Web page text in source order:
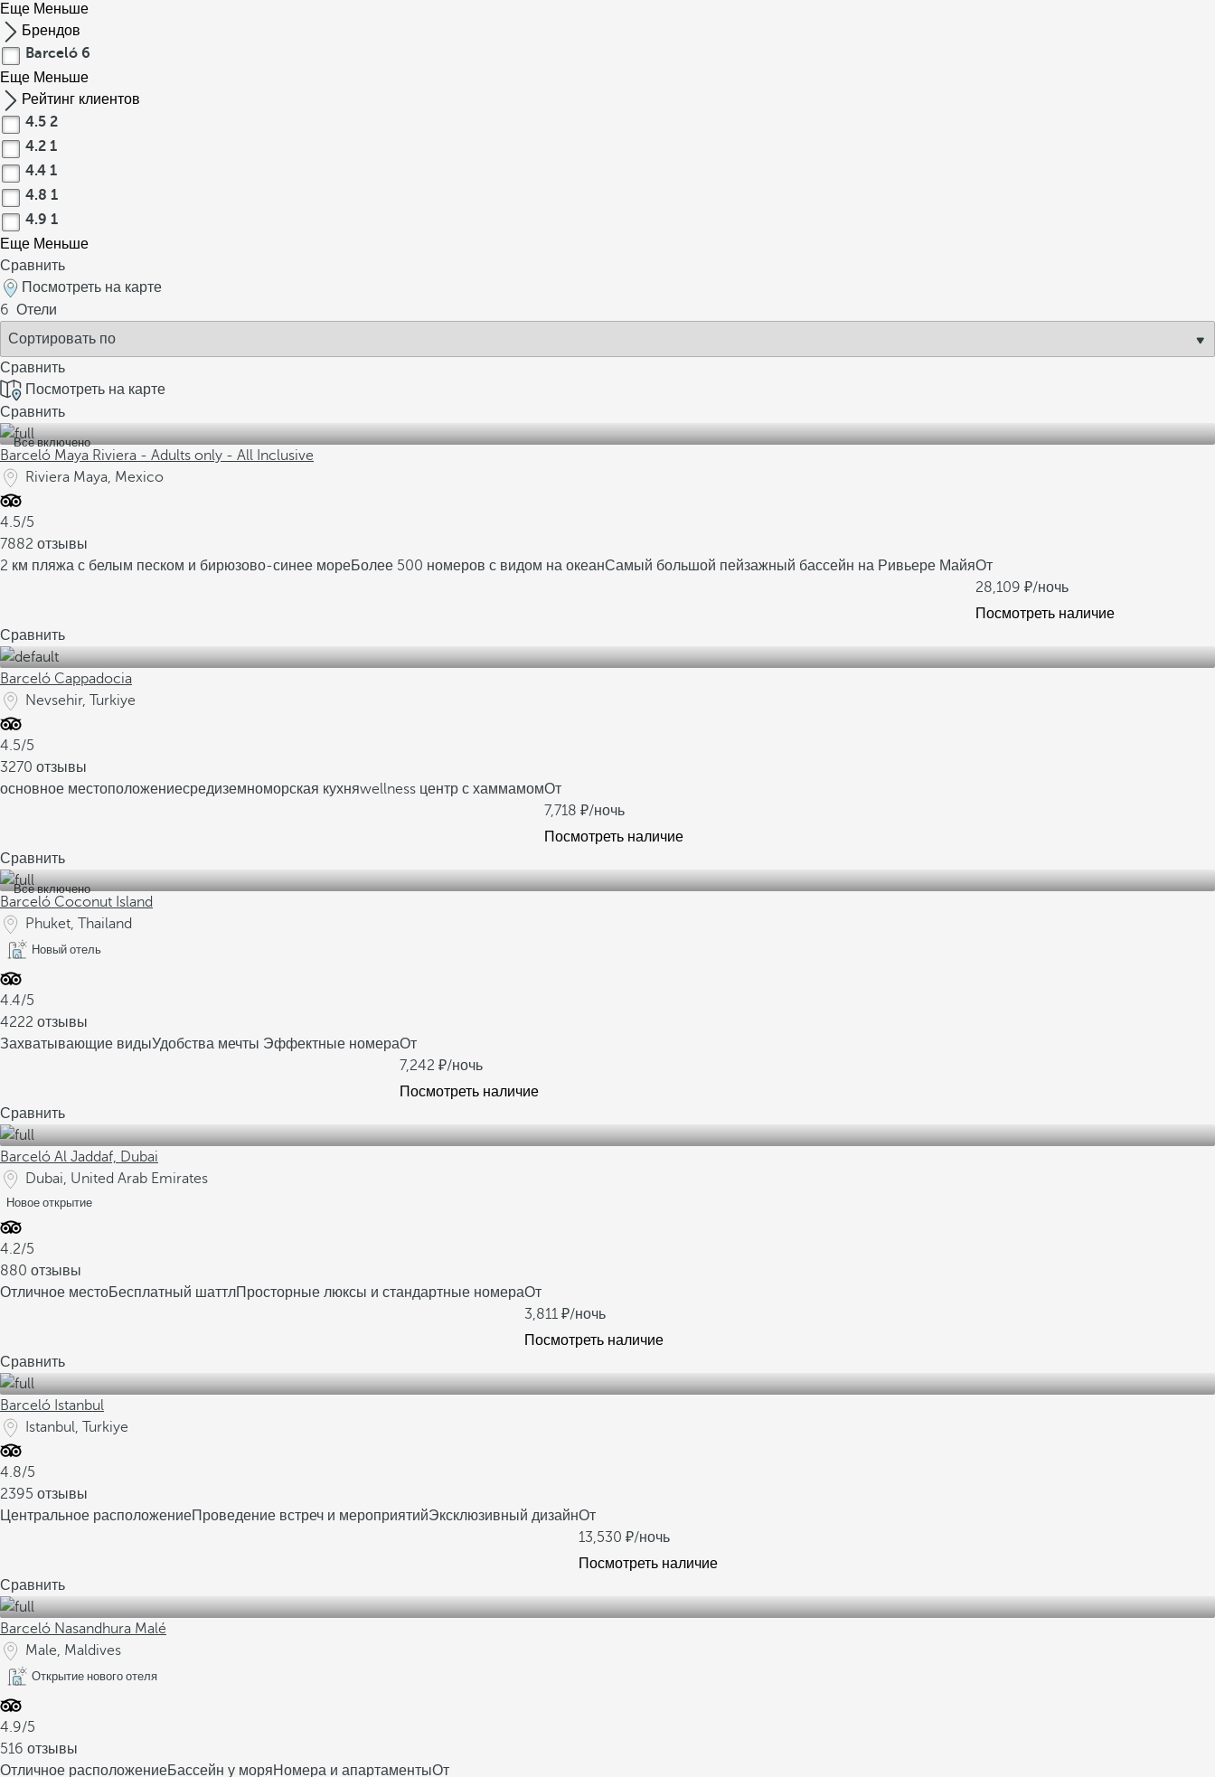
Еще Меньше
Брендов
Barceló 6
Еще Меньше
Рейтинг клиентов
4.5 2
4.2 1
4.4 1
4.8 1
4.9 1
Еще Меньше
Сравнить
Посмотреть на карте
6 Отели
Сравнить
Посмотреть на карте
Сравнить
Все включено
Barceló Maya Riviera - Adults only - All Inclusive
Riviera Maya, Mexico
4.5/5
7882 отзывы
2 км пляжа с белым песком и бирюзово-синее мореБолее 500 номеров с видом на океанСамый большой пейзажный бассейн на Ривьере МайяОт
28,109
/ночь
Посмотреть наличие
Сравнить
Barceló Cappadocia
Nevsehir, Turkiye
4.5/5
3270 отзывы
основное местоположениесредиземноморская кухняwellness центр с хаммамомОт
7,718
/ночь
Посмотреть наличие
Сравнить
Все включено
Barceló Coconut Island
Phuket, Thailand
Новый отель
4.4/5
4222 отзывы
Захватывающие видыУдобства мечты Эффектные номераОт
7,242
/ночь
Посмотреть наличие
Сравнить
Barceló Al Jaddaf, Dubai
Dubai, United Arab Emirates
Новое открытие
4.2/5
880 отзывы
Отличное местоБесплатный шаттлПросторные люксы и стандартные номераОт
3,811
/ночь
Посмотреть наличие
Сравнить
Barceló Istanbul
Istanbul, Turkiye
4.8/5
2395 отзывы
Центральное расположениеПроведение встреч и мероприятийЭксклюзивный дизайнОт
13,530
/ночь
Посмотреть наличие
Сравнить
Barceló Nasandhura Malé
Male, Maldives
Открытие нового отеля
4.9/5
516 отзывы
Отличное расположениеБассейн у моряНомера и апартаментыОт